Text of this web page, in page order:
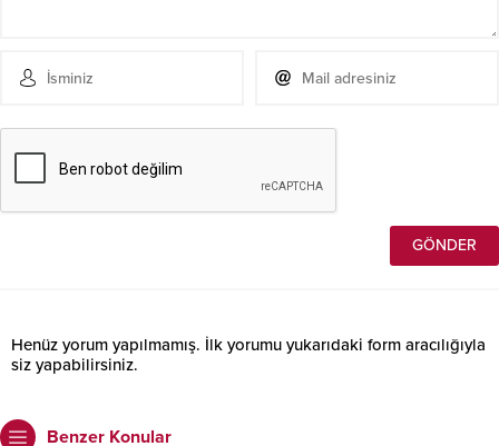
Henüz yorum yapılmamış. İlk yorumu yukarıdaki form aracılığıyla
siz yapabilirsiniz.
Benzer Konular